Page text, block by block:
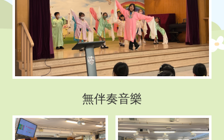
無伴奏音樂